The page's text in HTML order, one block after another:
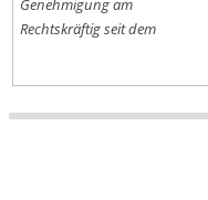
Genehmigung am
Rechtskräftig seit dem